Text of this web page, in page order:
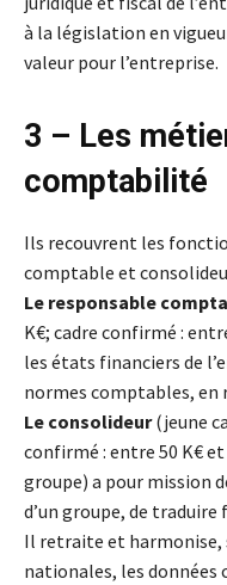
à la législation en
valeur pour l’entreprise.
3 – Les
comptabilité
Ils recouvrent les
comptable et
Le responsable
K€; cadre confirmé :
les états financiers de
normes comptables, en
Le consolideur(jeune
confirmé : entre 50 K€
groupe) a pour mission
d’un groupe, de
Il retraite et
nationales, les